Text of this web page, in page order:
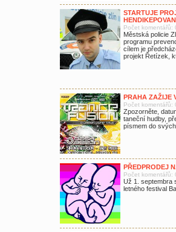
STARTUJE
Počet komentářů:
Městská policie
programu
cílem je
projekt Řetízek,
PRAHA ZAŽIJE
Počet komentářů:
Zpozorněte,
taneční hudby,
písmem do
PŘEDPRODEJ
Počet komentářů:
Už 1. septembra
letného festival